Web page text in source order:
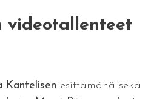
videotallenteet
Kantelisen esittämänä sekä